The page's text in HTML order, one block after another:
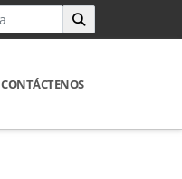
CONTÁCTENOS